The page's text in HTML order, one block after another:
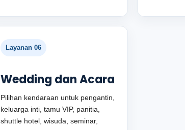
Layanan 06
Wedding dan Acara
Pilihan kendaraan untuk pengantin,
keluarga inti, tamu VIP, panitia,
shuttle hotel, wisuda, seminar,